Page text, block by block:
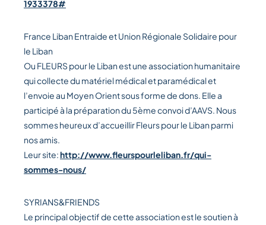
1933378#
France Liban Entraide et Union Régionale Solidaire pour
le Liban
Ou FLEURS pour le Libanest une association humanitaire
qui collecte du matériel médical et paramédical et
l’envoie au Moyen Orient sous forme de dons. Elle a
participé à la préparation du 5ème convoi d’AAVS. Nous
sommes heureux d’accueillir Fleurs pour le Liban parmi
nos amis.
Leur site:http://www.fleurspourleliban.fr/qui-
sommes-nous/
SYRIANS&FRIENDS
Le principal objectif de cette association est le soutien à